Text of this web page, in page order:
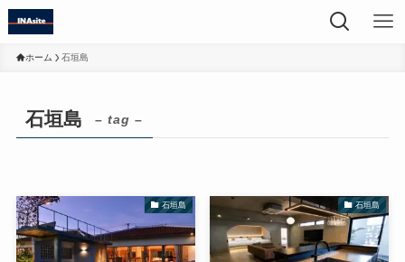
ホーム 石垣島
石垣島 – tag –
石垣島 石垣島